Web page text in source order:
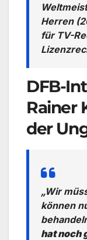
Herren
für TV-
DFB-
Rainer
der
„Wir
können
hat noch